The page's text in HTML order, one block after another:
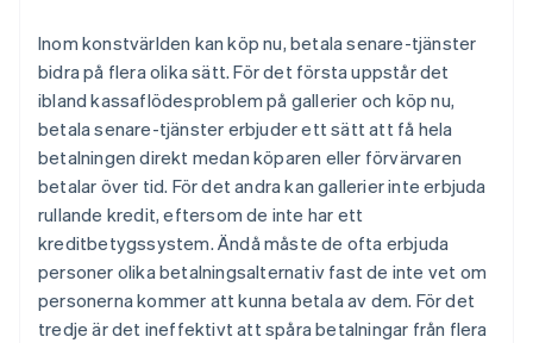
Inom konstvärlden kan köp nu, betala senare-tjänster
bidra på flera olika sätt. För det första uppstår det
ibland kassaflödesproblem på gallerier och köp nu,
betala senare-tjänster erbjuder ett sätt att få hela
betalningen direkt medan köparen eller förvärvaren
betalar över tid. För det andra kan gallerier inte erbjuda
rullande kredit, eftersom de inte har ett
kreditbetygssystem. Ändå måste de ofta erbjuda
personer olika betalningsalternativ fast de inte vet om
personerna kommer att kunna betala av dem. För det
tredje är det ineffektivt att spåra betalningar från flera